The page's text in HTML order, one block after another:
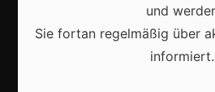
und
Sie fortan regelmäßig über
informiert.